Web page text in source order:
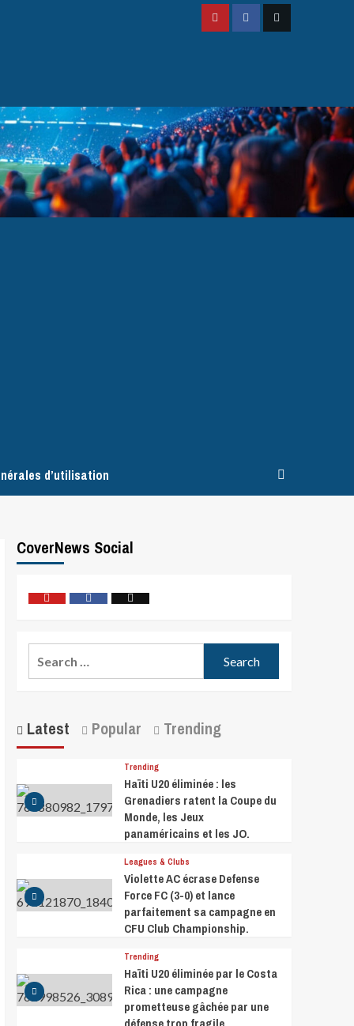
d’utilisation
CoverNews Social
Latest Popular Trending
Trending
Haïti U20 éliminée : les
Grenadiers ratent la Coupe du
Monde, les Jeux
panaméricains et les JO.
Leagues & Clubs
Violette AC écrase Defense
Force FC (3-0) et lance
parfaitement sa campagne en
CFU Club Championship.
Trending
Haïti U20 éliminée par le Costa
Rica : une campagne
prometteuse gâchée par une